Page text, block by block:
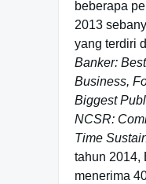
beberapa
2013
yang terdiri
Banker:
Business,
Biggest
NCSR:
Time
tahun 2014,
menerima